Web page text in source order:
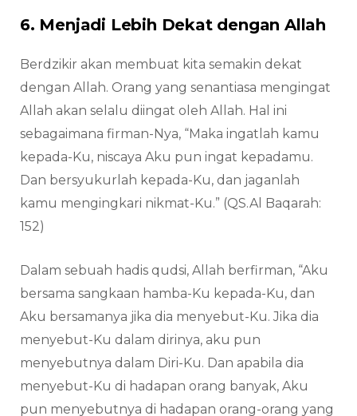
6. Menjadi Lebih Dekat dengan Allah
Berdzikir akan membuat kita semakin dekat
dengan Allah. Orang yang senantiasa mengingat
Allah akan selalu diingat oleh Allah. Hal ini
sebagaimana firman-Nya, “Maka ingatlah kamu
kepada-Ku, niscaya Aku pun ingat kepadamu.
Dan bersyukurlah kepada-Ku, dan jaganlah
kamu mengingkari nikmat-Ku.” (QS.Al Baqarah:
152)
Dalam sebuah hadis qudsi, Allah berfirman, “Aku
bersama sangkaan hamba-Ku kepada-Ku, dan
Aku bersamanya jika dia menyebut-Ku. Jika dia
menyebut-Ku dalam dirinya, aku pun
menyebutnya dalam Diri-Ku. Dan apabila dia
menyebut-Ku di hadapan orang banyak, Aku
pun menyebutnya di hadapan orang-orang yang